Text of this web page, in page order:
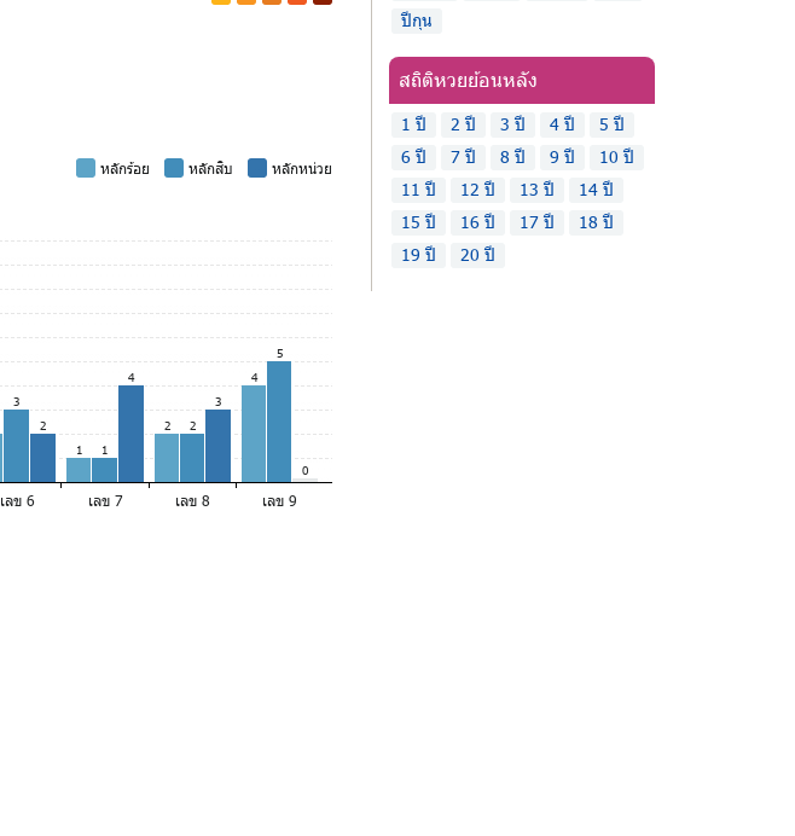
หลักร้อย หลักสิบ
หลักหน่วย
3
2
1
1
4
2 2
3
4
5
0
เลข 6 เลข 7 เลข 8 เลข 9
ปีกุน
สถิติหวยย้อนหลัง
1 ปี 2 ปี 3 ปี 4 ปี
5 ปี
6 ปี
7 ปี 8 ปี 9 ปี
10 ปี
11 ปี
12 ปี 13 ปี
14 ปี
15 ปี
16 ปี 17 ปี
18 ปี
19 ปี
20 ปี